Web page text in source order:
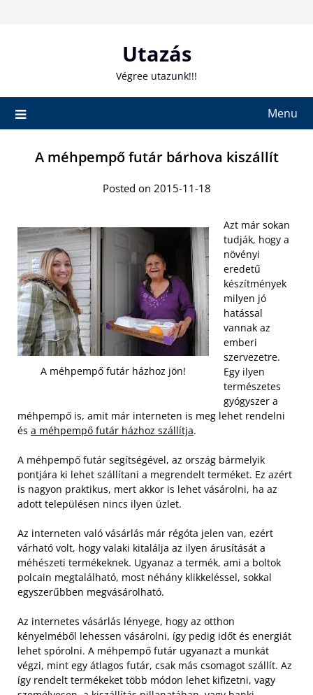
Utazás
Végree utazunk!!!
Menu
A méhpempő futár bárhova kiszállít
Posted on 2015-11-18
A méhpempő futár házhoz jön!
Azt már sokan
tudják, hogy a
növényi
eredetű
készítmények
milyen jó
hatással
vannak az
emberi
szervezetre.
Egy ilyen
természetes
gyógyszer a
méhpempő is, amit már interneten is meg lehet rendelni
és a méhpempő futár házhoz szállítja.
A méhpempő futár segítségével, az ország bármelyik
pontjára ki lehet szállítani a megrendelt terméket. Ez azért
is nagyon praktikus, mert akkor is lehet vásárolni, ha az
adott településen nincs ilyen üzlet.
Az interneten való vásárlás már régóta jelen van, ezért
várható volt, hogy valaki kitalálja az ilyen árusítását a
méhészeti termékeknek. Ugyanaz a termék, ami a boltok
polcain megtalálható, most néhány klikkeléssel, sokkal
egyszerűbben megvásárolható.
Az internetes vásárlás lényege, hogy az otthon
kényelméből lehessen vásárolni, így pedig időt és energiát
lehet spórolni. A méhpempő futár ugyanazt a munkát
végzi, mint egy átlagos futár, csak más csomagot szállít. Az
így rendelt termékeket több módon lehet kifizetni, vagy